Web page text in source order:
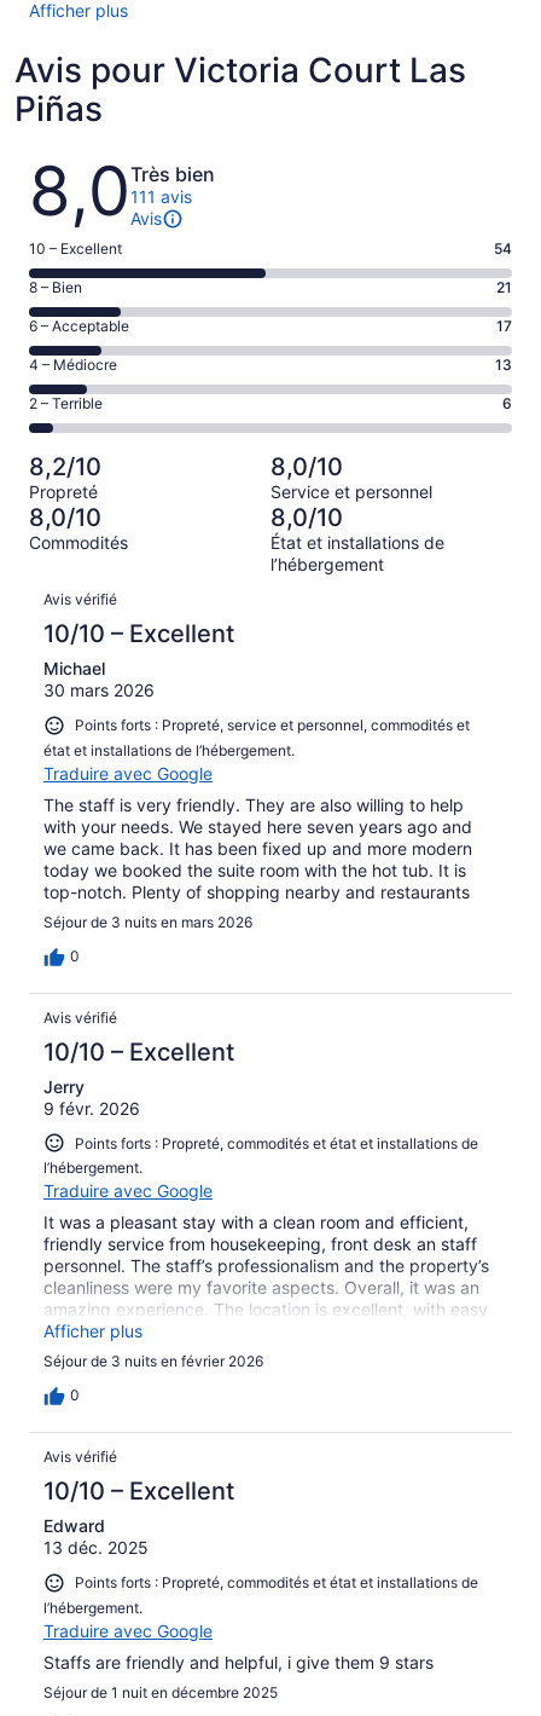
Afficher plus
Avis pour Victoria Court Las
Piñas
Avis
8,0Très bien
111 avis
Avis
Note
de 10
–
Excellent,
d’après
54 avis
sur 111.
10 – Excellent 54
Note
de 8
–
Bien,
d’après
21 avis
sur 111.
8 – Bien 21
Note
de 6
–
Acceptable,
d’après
sur 111.
6 – Acceptable 17
Note
de 4
–
Médiocre,
d’après
13 avis
sur 111.
4 – Médiocre 13
Note
de 2
–
Terrible,
d’après
6 avis
sur 111.
2 – Terrible 6
8,2/10
Propreté
8,0/10
Service et personnel
8,0/10
Commodités
8,0/10
État et installations de
l’hébergement
Avis
Avis vérifié
10/10 – Excellent
Michael
30 mars 2026
Points forts : Propreté, service et personnel, commodités et
état et installations de l’hébergement.
Traduire avec Google
The staff is very friendly. They are also willing to help
with your needs. We stayed here seven years ago and
we came back. It has been fixed up and more modern
today we booked the suite room with the hot tub. It is
top-notch. Plenty of shopping nearby and restaurants
Séjour de 3 nuits en mars 2026
0
Avis vérifié
10/10 – Excellent
Jerry
9 févr. 2026
Points forts : Propreté, commodités et état et installations de
l’hébergement.
Traduire avec Google
It was a pleasant stay with a clean room and efficient,
friendly service from housekeeping, front desk an staff
personnel. The staff’s professionalism and the property’s
cleanliness were my favorite aspects. Overall, it was an
amazing experience. The location is excellent, with easy
access to restaurants and a shopping mall. I would
definitely love to stay here again on my next visit.
Afficher plus
Séjour de 3 nuits en février 2026
0
Avis vérifié
10/10 – Excellent
Edward
13 déc. 2025
Points forts : Propreté, commodités et état et installations de
l’hébergement.
Traduire avec Google
Staffs are friendly and helpful, i give them 9 stars
Séjour de 1 nuit en décembre 2025